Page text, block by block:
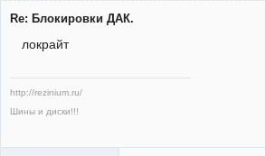
Re: Блокировки ДАК.
локрайт
http://rezinium.ru/
Шины и диски!!!